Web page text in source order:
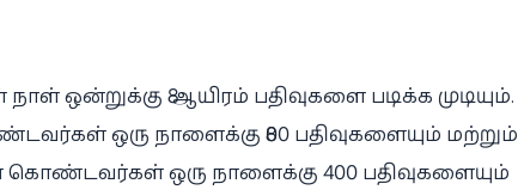
ஒன்றுக்கு 8 ஆயிரம் பதிவுகளை படிக்க முடியும்.
ஒரு நாளைக்கு 800 பதிவுகளையும் மற்றும்
கொண்டவர்கள் ஒரு நாளைக்கு 400 பதிவுகளையும்